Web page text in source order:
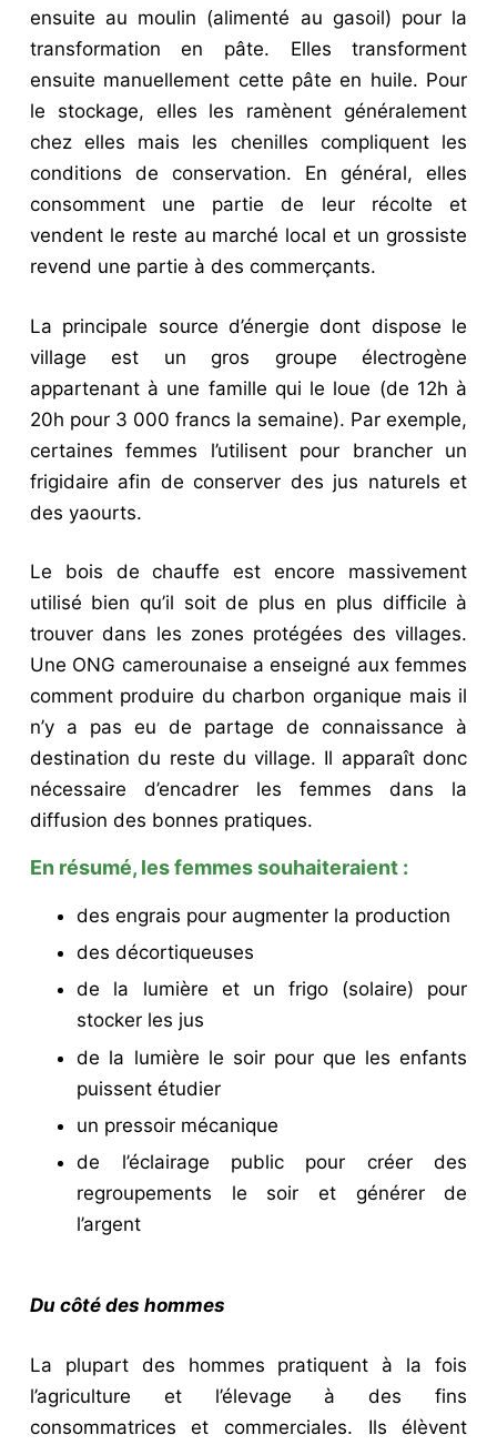
ensuite au moulin (alimenté au gasoil) pour la
transformation en pâte. Elles transforment
ensuite manuellement cette pâte en huile. Pour
le stockage, elles les ramènent généralement
chez elles mais les chenilles compliquent les
conditions de conservation. En général, elles
consomment une partie de leur récolte et
vendent le reste au marché local et un grossiste
revend une partie à des commerçants.
La principale source d’énergie dont dispose le
village est un gros groupe électrogène
appartenant à une famille qui le loue (de 12h à
20h pour 3 000 francs la semaine). Par exemple,
certaines femmes l’utilisent pour brancher un
frigidaire afin de conserver des jus naturels et
des yaourts.
Le bois de chauffe est encore massivement
utilisé bien qu’il soit de plus en plus difficile à
trouver dans les zones protégées des villages.
Une ONG camerounaise a enseigné aux femmes
comment produire du charbon organique mais il
n’y a pas eu de partage de connaissance à
destination du reste du village. Il apparaît donc
nécessaire d’encadrer les femmes dans la
diffusion des bonnes pratiques.
En résumé, les femmes souhaiteraient :
des engrais pour augmenter la production
des décortiqueuses
de la lumière et un frigo (solaire) pour
stocker les jus
de la lumière le soir pour que les enfants
puissent étudier
un pressoir mécanique
de l’éclairage public pour créer des
regroupements le soir et générer de
l’argent
Du côté des hommes
La plupart des hommes pratiquent à la fois
l’agriculture et l’élevage à des fins
consommatrices et commerciales. Ils élèvent